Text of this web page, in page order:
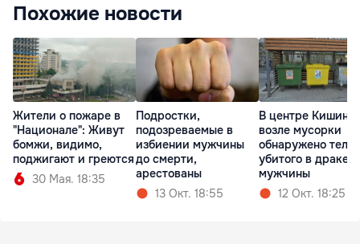
Похожие новости
Жители о пожаре в
"Национале": Живут
бомжи, видимо,
поджигают и греются
30 Мая. 18:35
Подростки,
подозреваемые в
избиении мужчины
до смерти,
арестованы
13 Окт. 18:55
В центре
возле мусорки
обнаружено тело
убитого в драке
мужчины
12 Окт. 18:25